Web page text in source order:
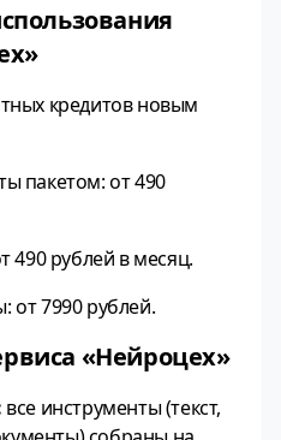
кредитов новым
пакетом: от 490
490 рублей в месяц.
от 7990 рублей.
«Нейроцех»
все инструменты (текст,